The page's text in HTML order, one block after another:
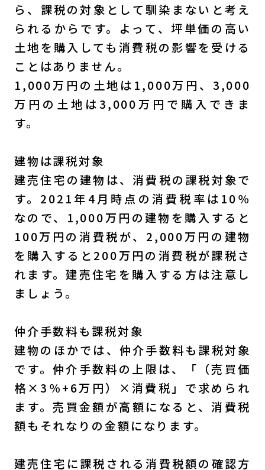
ら、課税の対象として馴染まないと考え
られるからです。よって、坪単価の高い
土地を購入しても消費税の影響を受ける
ことはありません。
1,000万円の土地は1,000万円、3,000
万円の土地は3,000万円で購入できま
す。
建物は課税対象
建売住宅の建物は、消費税の課税対象で
す。2021年4月時点の消費税率は10％
なので、1,000万円の建物を購入すると
100万円の消費税が、2,000万円の建物
を購入すると200万円の消費税が課税さ
れます。建売住宅を購入する方は注意し
ましょう。
仲介手数料も課税対象
建物のほかでは、仲介手数料も課税対象
です。仲介手数料の上限は、「（売買価
格×3％+6万円）×消費税」で求められ
ます。売買金額が高額になると、消費税
額もそれなりの金額になります。
建売住宅に課税される消費税額の確認方